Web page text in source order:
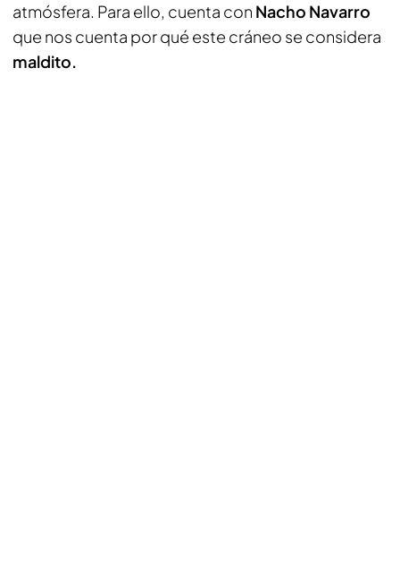
atmósfera. Para ello, cuenta con Nacho Navarro
que nos cuenta por qué este cráneo se considera
maldito.